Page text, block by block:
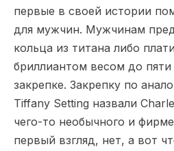
первые в своей истории
для мужчин. Мужчинам
кольца из титана либо
бриллиантом весом до пяти
закрепке. Закрепку по
Tiffany Setting назвали
чего-то необычного и
первый взгляд, нет, а вот